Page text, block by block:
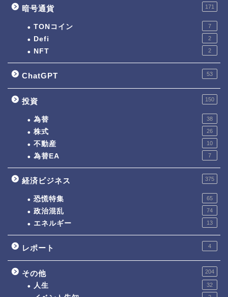
暗号通貨 171
TONコイン 7
Defi 2
NFT 2
ChatGPT 53
投資 150
為替 38
株式 26
不動産 10
為替EA 7
経済ビジネス 375
恐慌特集 65
政治混乱 74
エネルギー 13
レポート 4
その他 204
人生 32